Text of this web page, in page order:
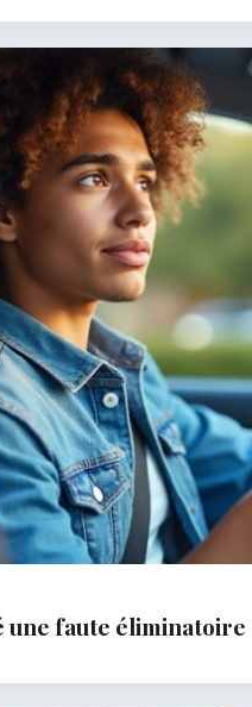
faute éliminatoire